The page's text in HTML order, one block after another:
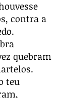
contra a
quebram
teu